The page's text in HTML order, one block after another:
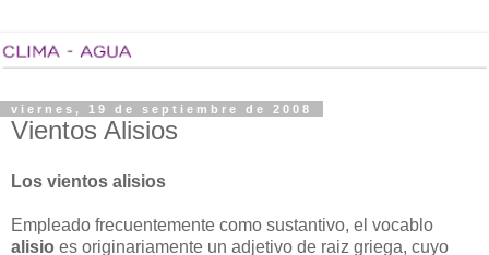
viernes, 19 de septiembre de 2008
Vientos Alisios
Los vientos alisios
Empleado frecuentemente como sustantivo, el vocablo
alisio es originariamente un adjetivo de raiz griega, cuyo